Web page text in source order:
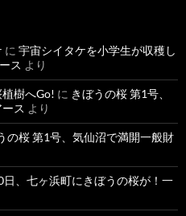
に 宇宙シイタケを小学生が収穫し
ス より
樹へGo! に きぼうの桜 第1号、
ス より
の桜 第1号、気仙沼で満開一般財
日、七ヶ浜町にきぼうの桜が！一